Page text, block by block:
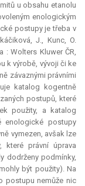
u obsahu etanolu
enologickým
postupy je třeba v
J., Kunc, O.
: Wolters Kluwer ČR,
k výrobě, vývoji či ke
závaznými právními
katalog kogentně
postupů, které
použity, a katalog
enologické postupy
vymezen, avšak lze
právní úprava
dodrženy podmínky,
být použity). Na
postupu nemůže nic